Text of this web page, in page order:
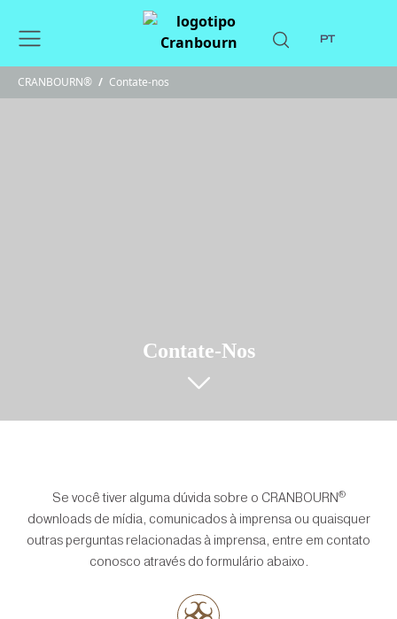
PT
CRANBOURN® / Contate-nos
Contate-Nos
Se você tiver alguma dúvida sobre o CRANBOURN®
downloads de mídia, comunicados à imprensa ou quaisquer
outras perguntas relacionadas à imprensa, entre em contato
conosco através do formulário abaixo.